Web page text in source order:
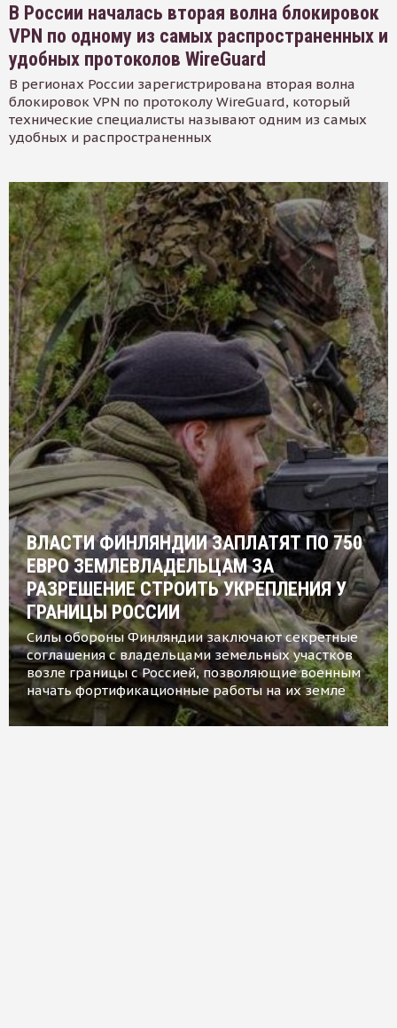
В России началась вторая волна блокировок
VPN по одному из самых распространенных и
удобных протоколов WireGuard
В регионах России зарегистрирована вторая волна
блокировок VPN по протоколу WireGuard, который
технические специалисты называют одним из самых
удобных и распространенных
ВЛАСТИ ФИНЛЯНДИИ ЗАПЛАТЯТ ПО 750
ЕВРО ЗЕМЛЕВЛАДЕЛЬЦАМ ЗА
РАЗРЕШЕНИЕ СТРОИТЬ УКРЕПЛЕНИЯ У
ГРАНИЦЫ РОССИИ
Силы обороны Финляндии заключают секретные
соглашения с владельцами земельных участков
возле границы с Россией, позволяющие военным
начать фортификационные работы на их земле